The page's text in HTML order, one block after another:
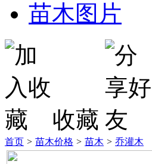
苗木图片
收藏
首页 > 苗木价格 > 苗木 > 乔灌木